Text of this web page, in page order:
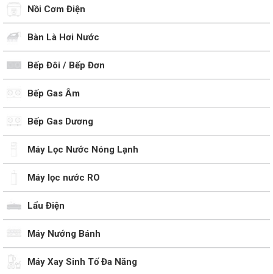
Nồi Cơm Điện
Bàn Là Hơi Nước
Bếp Đôi / Bếp Đơn
Bếp Gas Âm
Bếp Gas Dương
Máy Lọc Nước Nóng Lạnh
Máy lọc nước RO
Lẩu Điện
Máy Nướng Bánh
Máy Xay Sinh Tố Đa Năng